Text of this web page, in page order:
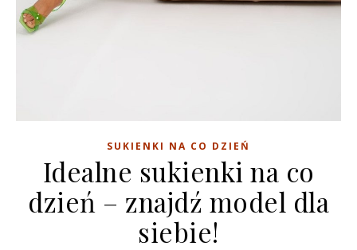
SUKIENKI NA CO DZIEŃ
Idealne sukienki na co
dzień – znajdź model dla
siebie!